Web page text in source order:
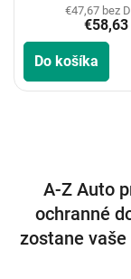
umístěnou v
€47,67 bez
€58,63
Do košíka
A-Z Auto
ochranné
zostane